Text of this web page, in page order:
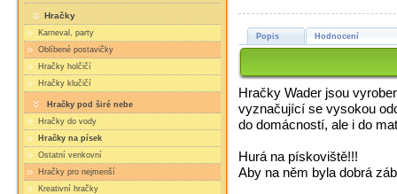
Hračky
Karneval, party
Oblíbené postavičky
Hračky holčičí
Hračky klučičí
Hračky pod širé nebe
Hračky do vody
Hračky na písek
Ostatní venkovní
Hračky pro nejmenší
Kreativní hračky
Popis Hodnocení
Hračky Wader jsou
vyznačující se vysokou
do domácností, ale i do
Hurá na pískoviště!!!
Aby na něm byla dobrá